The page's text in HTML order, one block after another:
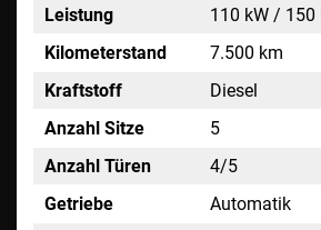
Leistung
110 kW / 150
Kilometerstand
7.500 km
Kraftstoff
Diesel
Anzahl Sitze
5
Anzahl Türen
4/5
Getriebe
Automatik